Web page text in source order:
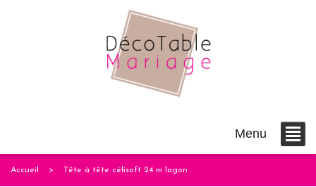
Menu
Accueil Tête à tête célisoft 24 m lagon